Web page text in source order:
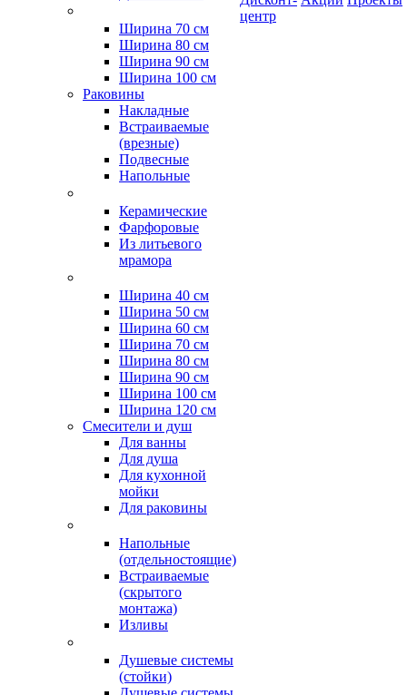
Ширина 70 см
Ширина 80 см
Ширина 90 см
Ширина 100 см
Раковины
Накладные
Встраиваемые
(врезные)
Подвесные
Напольные
Керамические
Фарфоровые
Из литьевого
мрамора
Ширина 40 см
Ширина 50 см
Ширина 60 см
Ширина 70 см
Ширина 80 см
Ширина 90 см
Ширина 100 см
Ширина 120 см
Смесители и душ
Для ванны
Для душа
Для кухонной
мойки
Для раковины
Напольные
(отдельностоящие)
Встраиваемые
(скрытого
монтажа)
Изливы
Душевые системы
(стойки)
центр